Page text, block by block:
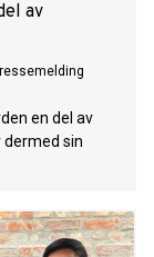
av
en del av
dermed sin